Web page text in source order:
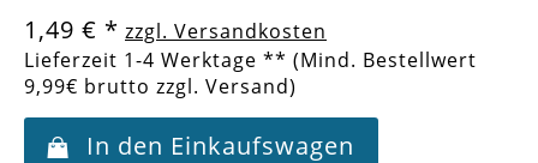
1,49 € * zzgl. Versandkosten
Lieferzeit 1-4 Werktage ** (Mind. Bestellwert
9,99€ brutto zzgl. Versand)
In den Einkaufswagen